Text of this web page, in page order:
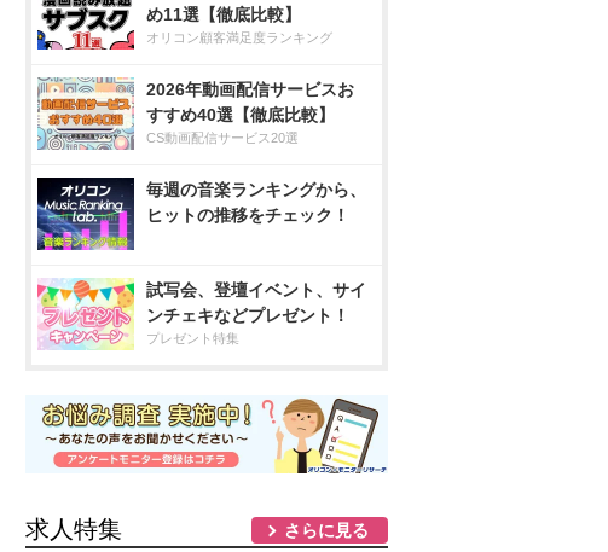
め11選【徹底比較】
オリコン顧客満足度ランキング
2026年動画配信サービスお
すすめ40選【徹底比較】
CS動画配信サービス20選
毎週の音楽ランキングから、
ヒットの推移をチェック！
試写会、登壇イベント、サイ
ンチェキなどプレゼント！
プレゼント特集
求人特集 さらに見る